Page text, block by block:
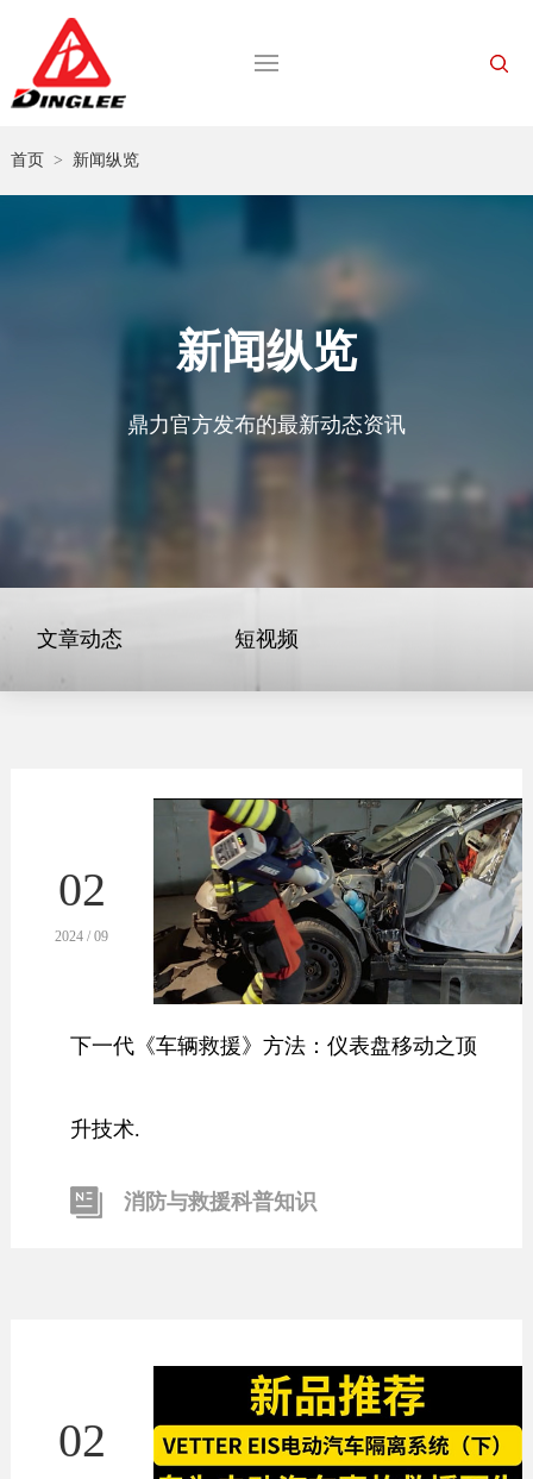
首页 > 新闻纵览
新闻纵览
鼎力官方发布的最新动态资讯
文章动态 短视频
02
2024 / 09
下一代《车辆救援》方法：仪表盘移动之顶
升技术.
消防与救援科普知识
02